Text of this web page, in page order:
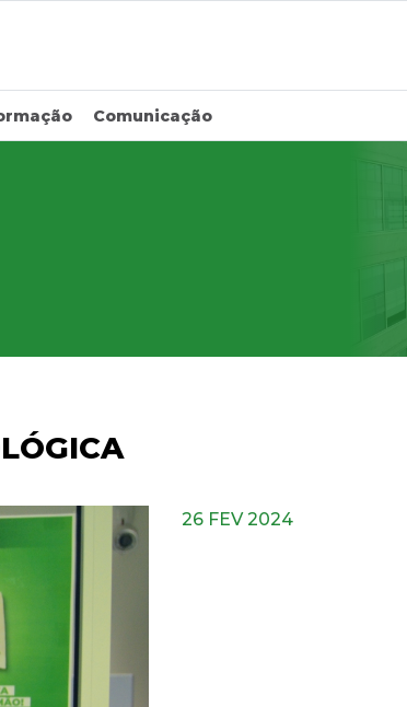
Comunicação
26 FEV 2024